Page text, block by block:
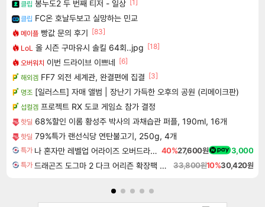
클립 봉누도2 두 번째 티저 - 일상 [1]
클립 FC온 호날두보고 실망하는 민교
메이플 빵값 문의 후기 [83]
LoL 올 시즌 구마유시 솔킬 64회..jpg [18]
오버워치 이번 드라이브 이쁘네 [6]
해외겜 FF7 외전 세계관, 완결편에 집결 [3]
명조 [일러스트] 자매 앨범 | 장난기 가득한 오후의 공원 (리메이크판)
섭컬겜 프로젝트 RX 도쿄 게임쇼 참가 결정
핫딜 68%할인 이롬 황성주 박사의 과채습관 퍼플, 190ml, 16개
핫딜 79%특가 랜선식당 연탄불고기, 250g, 4개
특가 나 혼자만 레벨업 어라이즈 오버드라이브 Solo Leveling Arise 40%27,600원 3,000
특가 드래곤즈 도그마 2 다크 어리즌 확장팩 예약구매 Dragon's Dogma 2 Dark Arisen Expansion DLC 33,800원10%30,420원